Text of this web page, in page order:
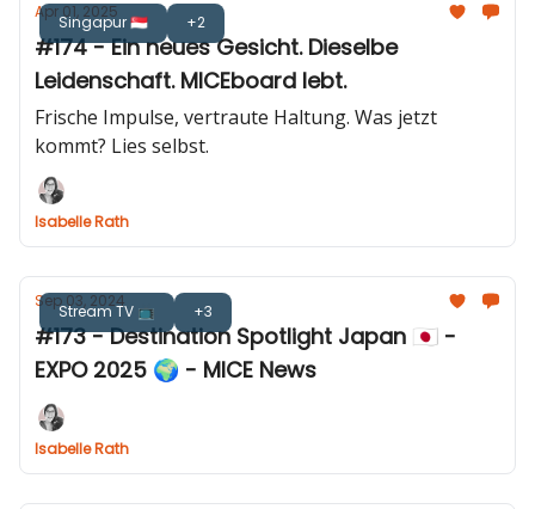
Singapur 🇸🇬 +2
Apr 01, 2025
#174 - Ein neues Gesicht. Dieselbe
Leidenschaft. MICEboard lebt.
Frische Impulse, vertraute Haltung. Was jetzt
kommt? Lies selbst.
Isabelle Rath
Stream TV 📺 +3
Sep 03, 2024
#173 - Destination Spotlight Japan 🇯🇵 -
EXPO 2025 🌍 - MICE News
Isabelle Rath